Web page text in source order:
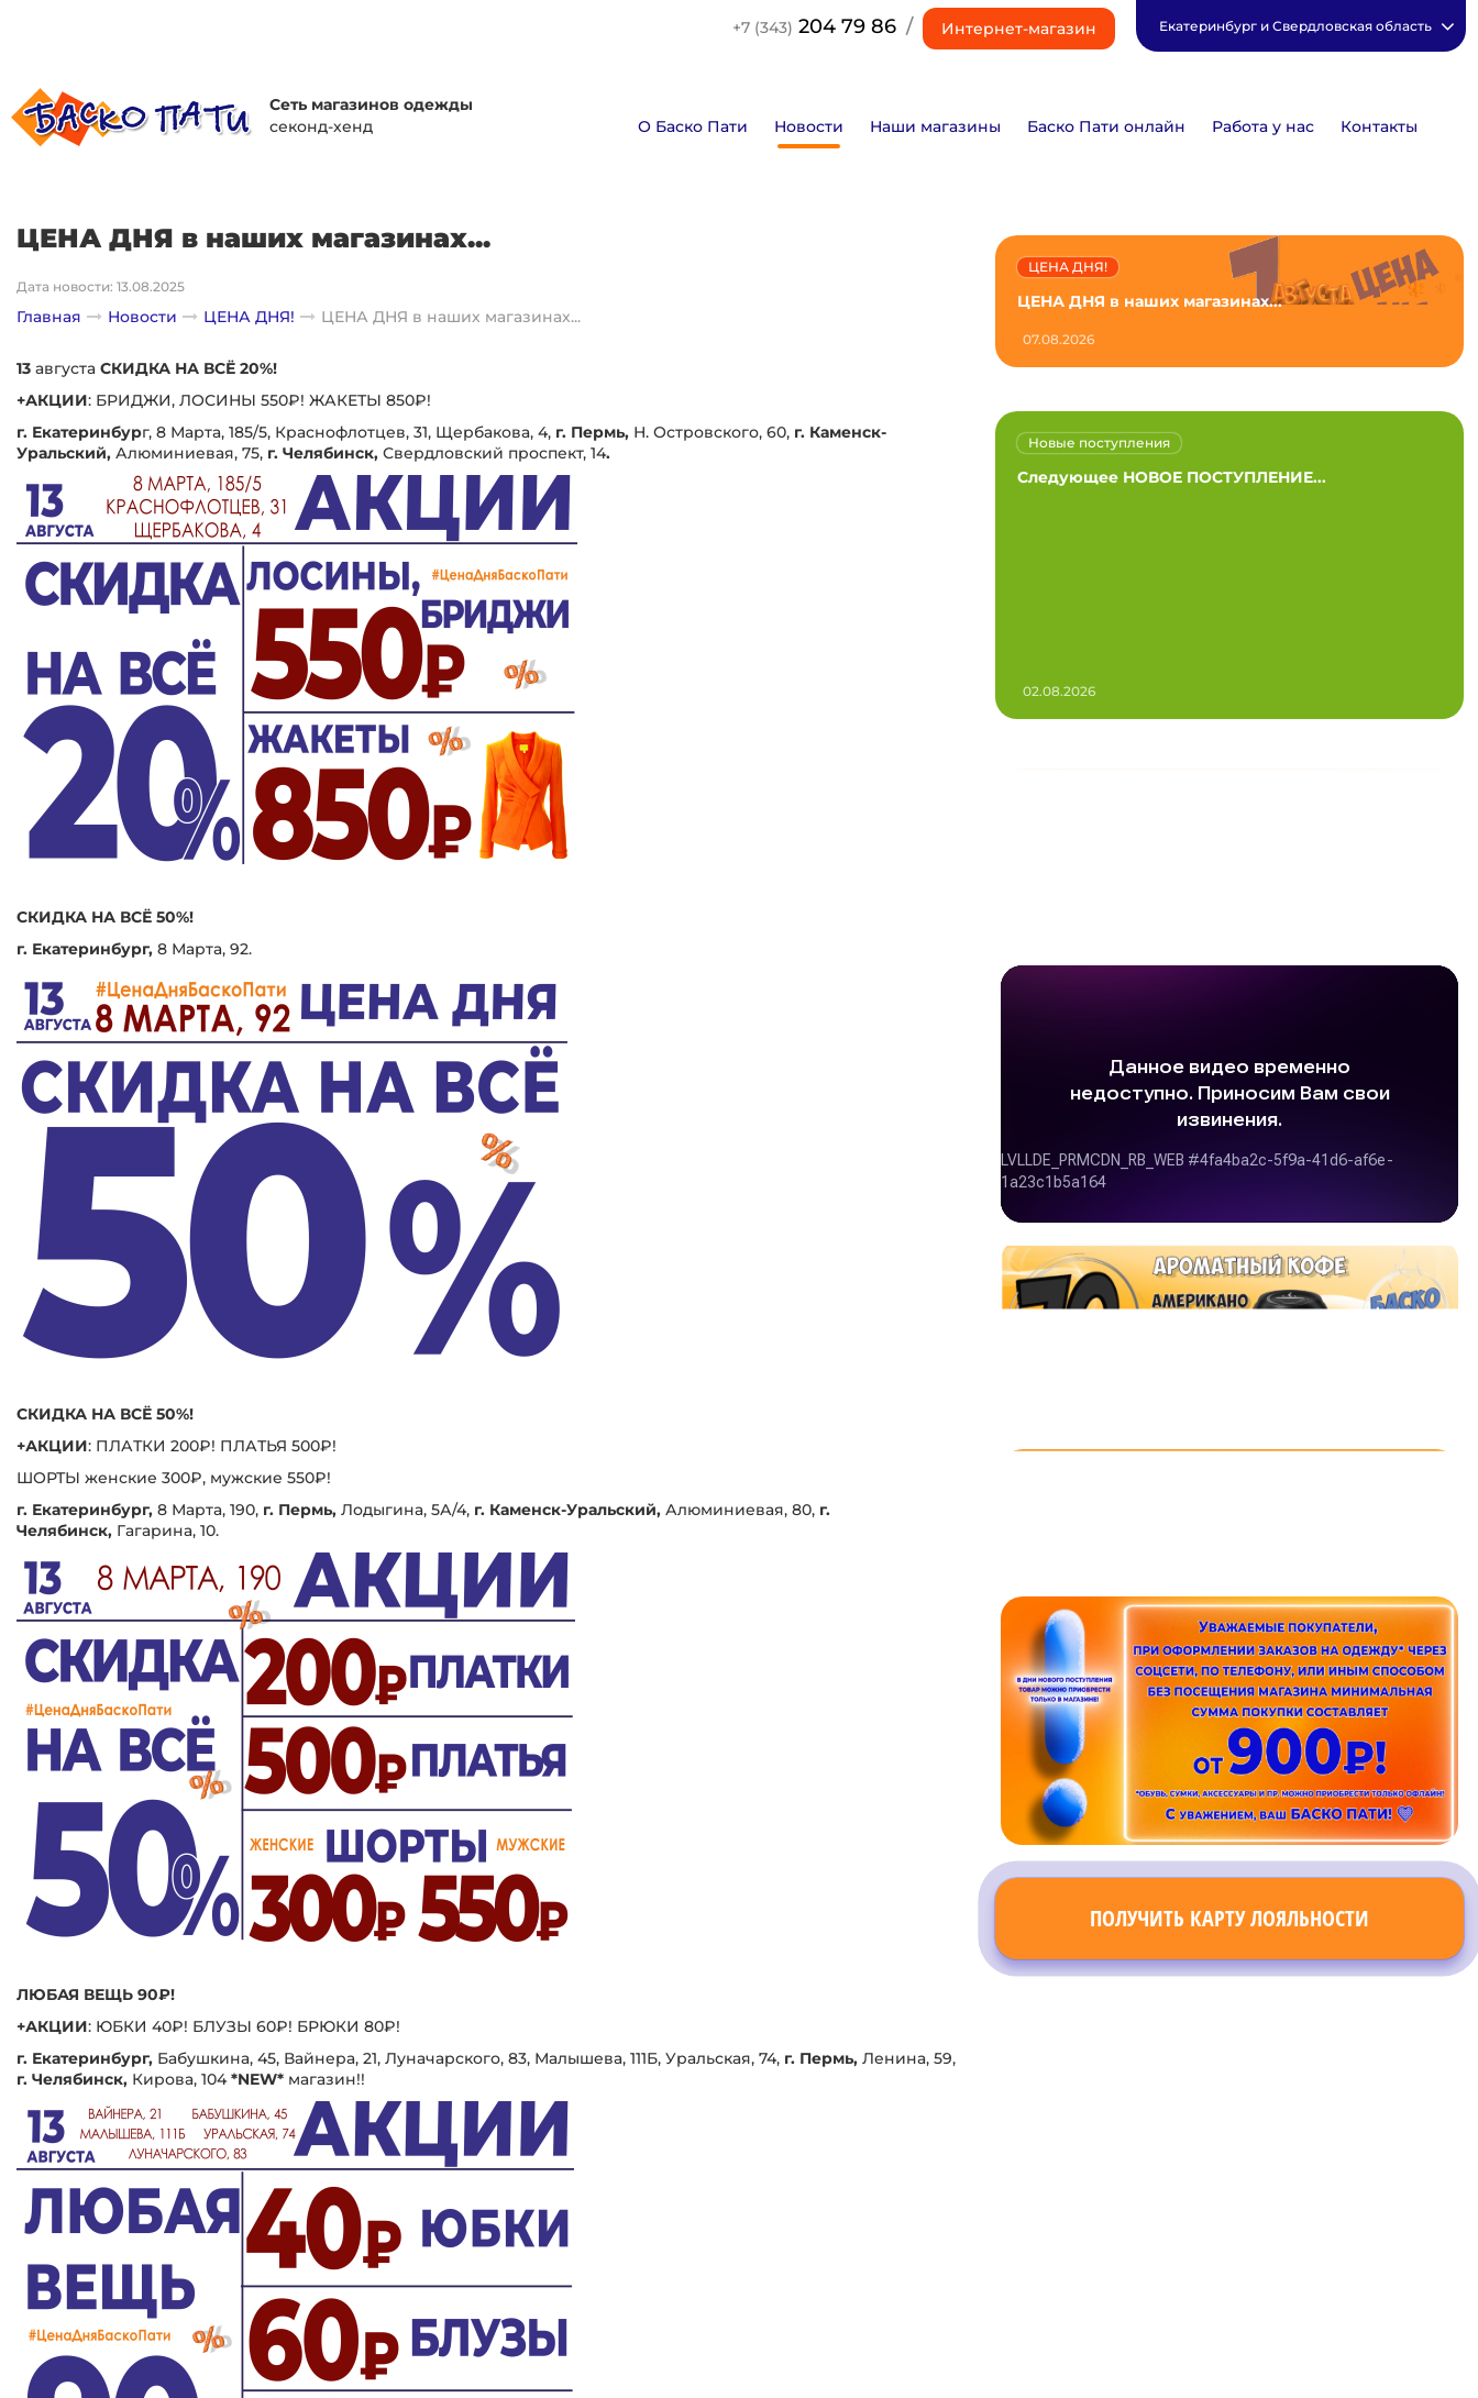
+7 (343) 204 79 86 / Интернет-магазин Екатеринбург и Свердловская область
Сеть магазинов одежды
секонд-хенд
О Баско Пати Новости Наши магазины Баско Пати онлайн Работа у нас Контакты
ЦЕНА ДНЯ в наших магазинах...
Дата новости: 13.08.2025
Главная Новости ЦЕНА ДНЯ! ЦЕНА ДНЯ в наших магазинах...
13 августа СКИДКА НА ВСЁ 20%!
+АКЦИИ: БРИДЖИ, ЛОСИНЫ 550₽! ЖАКЕТЫ 850₽!
г. Екатеринбург, 8 Марта, 185/5, Краснофлотцев, 31, Щербакова, 4, г. Пермь, Н. Островского, 60, г. Каменск-
Уральский, Алюминиевая, 75, г. Челябинск, Свердловский проспект, 14.
СКИДКА НА ВСЁ 50%!
г. Екатеринбург, 8 Марта, 92.
СКИДКА НА ВСЁ 50%!
+АКЦИИ: ПЛАТКИ 200₽! ПЛАТЬЯ 500₽!
ШОРТЫ женские 300₽, мужские 550₽!
г. Екатеринбург, 8 Марта, 190, г. Пермь, Лодыгина, 5А/4, г. Каменск-Уральский, Алюминиевая, 80, г.
Челябинск, Гагарина, 10.
ЛЮБАЯ ВЕЩЬ 90₽!
+АКЦИИ: ЮБКИ 40₽! БЛУЗЫ 60₽! БРЮКИ 80₽!
г. Екатеринбург, Бабушкина, 45, Вайнера, 21, Луначарского, 83, Малышева, 111Б, Уральская, 74, г. Пермь, Ленина, 59,
г. Челябинск, Кирова, 104*NEW* магазин!!
ЦЕНА ДНЯ в наших магазинах...
ЦЕНА ДНЯ!
07.08.2026
Следующее НОВОЕ ПОСТУПЛЕНИЕ...
Новые поступления
02.08.2026
ПОЛУЧИТЬ КАРТУ ЛОЯЛЬНОСТИ